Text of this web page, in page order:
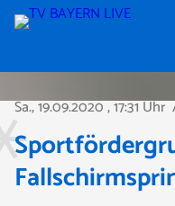
Sa., 19.09.2020, 17:31 Uhr